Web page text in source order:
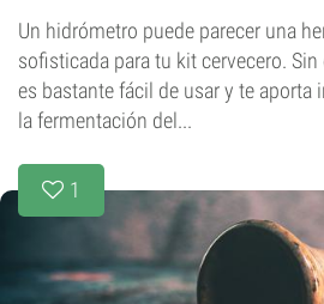
Un hidrómetro puede parecer una
sofisticada para tu kit cervecero.
es bastante fácil de usar y te aporta
la fermentación del...
1